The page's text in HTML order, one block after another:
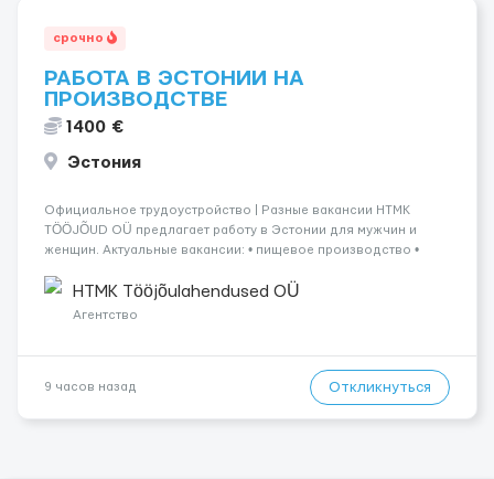
срочно
РАБОТА В ЭСТОНИИ НА
ПРОИЗВОДСТВЕ
1400 €
Эстония
Официальное трудоустройство | Разные вакансии HTMK
TÖÖJÕUD OÜ предлагает работу в Эстонии для мужчин и
женщин. Актуальные вакансии: • пищевое производство •
склады и логистика • п...
HTMK Tööjõulahendused OÜ
Агентство
9 часов назад Откликнуться